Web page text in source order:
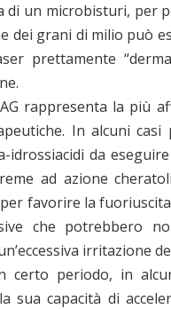
un microbisturi, per
dei grani di milio può
prettamente
rappresenta la più
In alcuni
idrossiacidi da
ad azione
favorire la
che potrebbero
irritazione
certo periodo, in
sua capacità di